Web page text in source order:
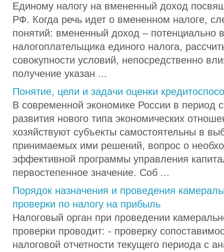
Единому налогу на вмененный доход
РФ. Когда речь идет о вмененном налоге,
понятий: вмененный доход – потенциально
налогоплательщика единого налога,
совокупности условий, непосредственно
получение указан ...
Понятие, цели и задачи оценки
В современной экономике России в период
развития нового типа экономических
хозяйствуют субъекты самостоятельны в
принимаемых ими решений, вопрос о
эффективной программы управления
первостепенное значение. Соб ...
Порядок назначения и проведения
проверки по налогу на прибыль
Налоговый орган при проведении
проверки проводит: - проверку
налоговой отчетности текущего периода с